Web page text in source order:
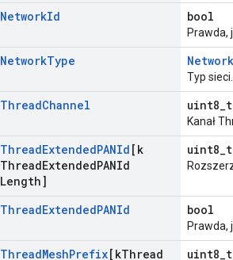
NetworkId bool
Prawda,
NetworkType
Typ sieci.
ThreadChannel uint8_t
Kanał
ThreadExtendedPANId [k
ThreadExtendedPANId
Length]
uint8_t
ThreadExtendedPANId bool
Prawda,
ThreadMeshPrefix[kThread
uint8_t